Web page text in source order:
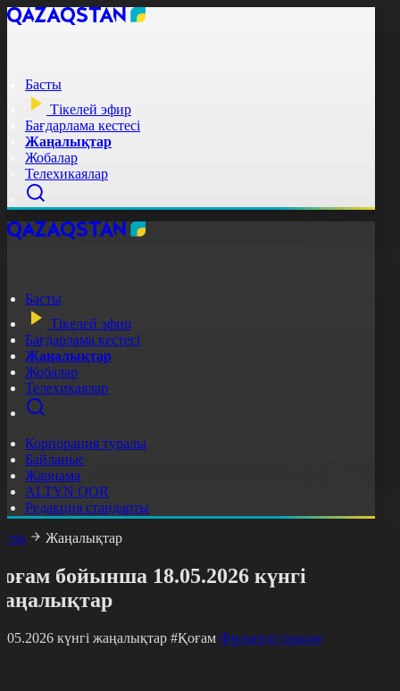
Басты
Тікелей эфир
Бағдарлама кестесі
Жаңалықтар
Жобалар
Телехикаялар
Басты
Тікелей эфир
Бағдарлама кестесі
Жаңалықтар
Жобалар
Телехикаялар
Корпорация туралы
Байланыс
Жарнама
ALTYN QOR
Редакция стандарты
Жаңалықтар
бойынша 18.05.2026 күнгі
күнгі жаңалықтар #Қоғам Фильтрді тазалау